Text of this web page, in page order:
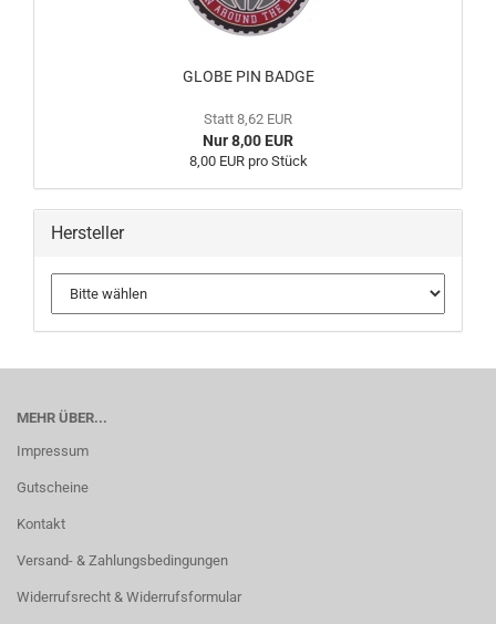
GLOBE PIN BADGE
Statt 8,62 EUR
Nur 8,00 EUR
8,00 EUR pro Stück
Hersteller
MEHR ÜBER...
Impressum
Gutscheine
Kontakt
Versand- & Zahlungsbedingungen
Widerrufsrecht & Widerrufsformular